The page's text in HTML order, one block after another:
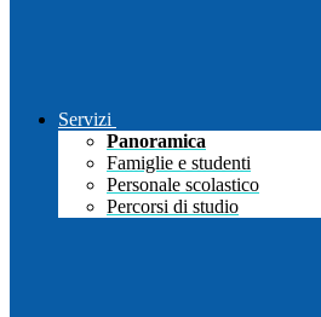
Servizi
Panoramica
Famiglie e studenti
Personale scolastico
Percorsi di studio